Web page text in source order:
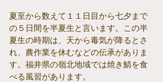
夏至から数えて１１日目から七夕まで
の５日間を半夏生と言います。この半
夏生の時期は、天から毒気が降るとさ
れ、農作業を休むなどの伝承がありま
す。福井県の嶺北地域では焼き鯖を食
べる風習があります。